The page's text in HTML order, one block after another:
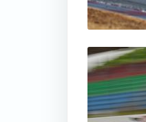
thumbnail